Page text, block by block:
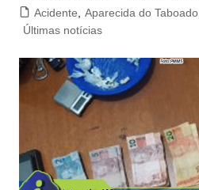
Acidente
Aparecida do Taboado,
Últimas notícias